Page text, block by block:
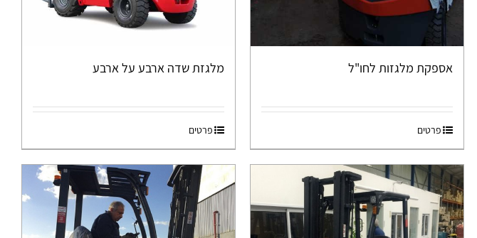
אספקת מלגזות לחו"ל
פרטים
מלגזת שדה ארבע על ארבע
פרטים